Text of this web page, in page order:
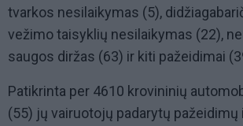
tvarkos nesilaikymas (5),
vežimo taisyklių nesilaikymas (22),
saugos diržas (63) ir kiti pažeidimai
Patikrinta per 4610 krovininių
(55) jų vairuotojų padarytų pažeidimų